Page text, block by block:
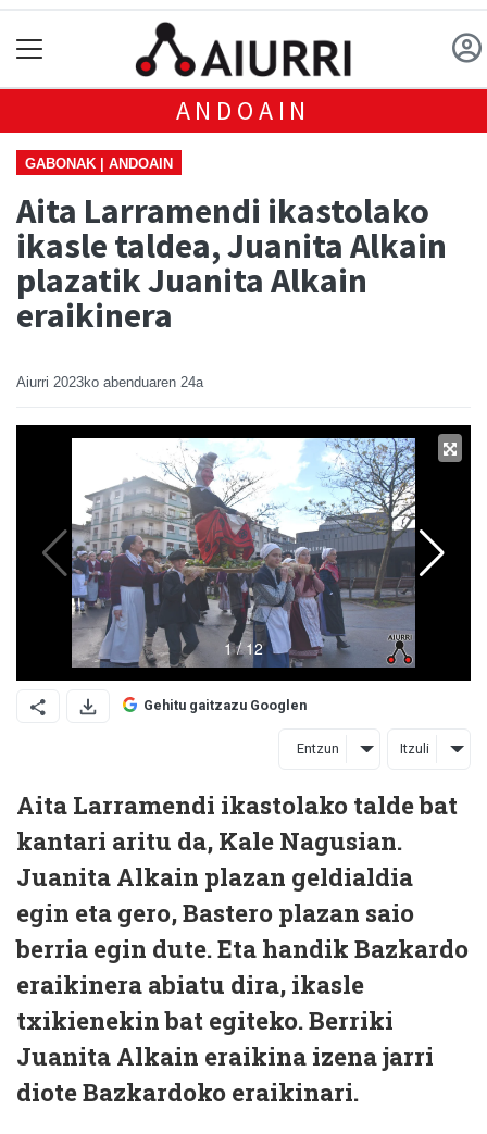
ANDOAIN
GABONAK | ANDOAIN
Aita Larramendi ikastolako
ikasle taldea, Juanita Alkain
plazatik Juanita Alkain
eraikinera
Aiurri 2023ko abenduaren 24a
Gehitu gaitzazu Googlen
Entzun Itzuli
Aita Larramendi ikastolako talde bat
kantari aritu da, Kale Nagusian.
Juanita Alkain plazan geldialdia
egin eta gero, Bastero plazan saio
berria egin dute. Eta handik Bazkardo
eraikinera abiatu dira, ikasle
txikienekin bat egiteko. Berriki
Juanita Alkain eraikina izena jarri
diote Bazkardoko eraikinari.